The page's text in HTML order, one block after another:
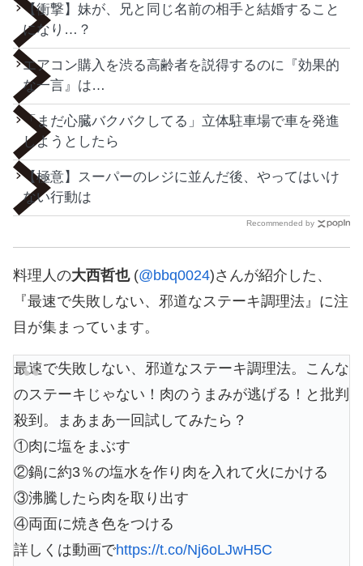
【衝撃】妹が、兄と同じ名前の相手と結婚すること
になり…？
エアコン購入を渋る高齢者を説得するのに『効果的
な一言』は…
「まだ心臓バクバクしてる」立体駐車場で車を発進
しようとしたら
【極意】スーパーのレジに並んだ後、やってはいけ
ない行動は
Recommended by
料理人の大西哲也(@bbq0024)さんが紹介した、
『最速で失敗しない、邪道なステーキ調理法』に注
目が集まっています。
最速で失敗しない、邪道なステーキ調理法。こんな
のステーキじゃない！肉のうまみが逃げる！と批判
殺到。まあまあ一回試してみたら？
①肉に塩をまぶす
②鍋に約3％の塩水を作り肉を入れて火にかける
③沸騰したら肉を取り出す
④両面に焼き色をつける
詳しくは動画でhttps://t.co/Nj6oLJwH5C